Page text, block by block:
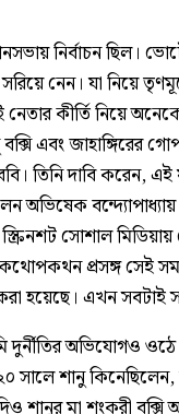
নির্বাচন ছিল।
নেন। যা নিয়ে
নেতার কীর্তি নিয়ে
এবং জাহাঙ্গিরের
তিনি দাবি করেন,
অভিষেক
সোশাল
কথোপকথন প্রসঙ্গ সেই
হয়েছে। এখন সবটাই
দুর্নীতির অভিযোগও
সালে শানু